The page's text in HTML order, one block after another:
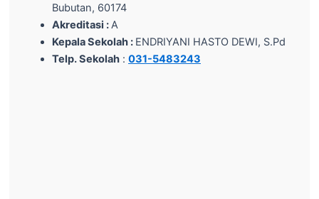
Bubutan, 60174
Akreditasi :A
Kepala Sekolah : ENDRIYANI HASTO DEWI, S.Pd
Telp. Sekolah : 031-5483243